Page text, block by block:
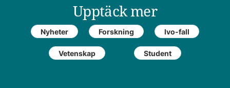
Upptäck mer
Nyheter Forskning Ivo-fall
Vetenskap Student